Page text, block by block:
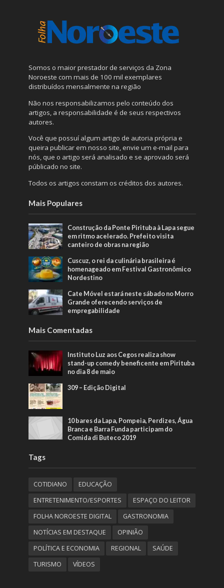
Somos o maior prestador de serviços da Zona
Noroeste com mais de 100 mil exemplares
distribuídos mensalmente na região
Não nos responsabilizamos pelo conteúdo dos
artigos, a responsabilidade é de seus respectivos
autores.
Você que possuí algum artigo de autoria própria e
queira publicar em nosso site, envie um e-mail para
nós, que o artigo será analisado e se aprovado será
públicado no site.
Todos os artigos constam os créditos dos autores.
Mais Populares
Construção da Ponte Pirituba à Lapa segue
em ritmo acelerado. Prefeito visita
canteiro de obras na região
Cuscuz, o rei da culinária brasileira é
homenageado em Festival Gastronômico
Nordestino
Cate Móvel estará neste sábado no Morro
Grande oferecendo serviços de
empregabilidade
Mais Comentadas
Instituto Luz aos Cegos realiza show
stand-up comedy beneficente em Pirituba
no dia 8 de maio
309 – Edição Digital
10 bares da Lapa, Pompeia, Perdizes, Água
Branca e Barra Funda participam do
Comida di Buteco 2019
Tags
COTIDIANO
EDUCAÇÃO
ENTRETENIMENTO/ESPORTES
ESPAÇO DO LEITOR
FOLHA NOROESTE DIGITAL
GASTRONOMIA
NOTÍCIAS EM DESTAQUE
OPINIÃO
POLÍTICA E ECONOMIA
REGIONAL
SAÚDE
TURISMO
VÍDEOS